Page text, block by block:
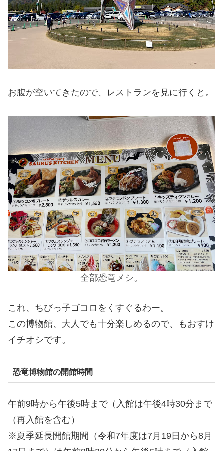
お腹が空いてきたので、レストランを見に行くと。
全部恐竜メシ。
これ、ちびっ子ゴコロをくすぐるわー。
この博物館、大人でも十分楽しめるので、もおすけ
イチオシです。
恐竜博物館の開館時間
午前9時から午後5時まで（入館は午後4時30分まで
（再入館を含む）
※夏季延長開館期間（令和7年度は7月19日から8月